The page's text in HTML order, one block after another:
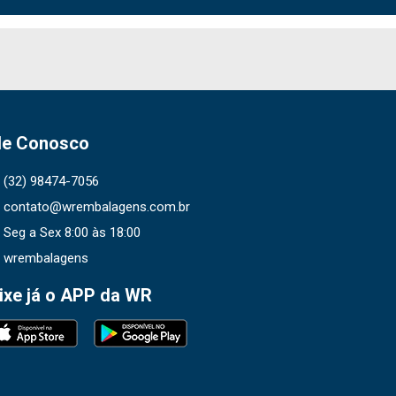
Conosco
(32) 98474-7056
contato@wrembalagens.com.br
Seg a Sex 8:00 às 18:00
wrembalagens
já o APP da WR